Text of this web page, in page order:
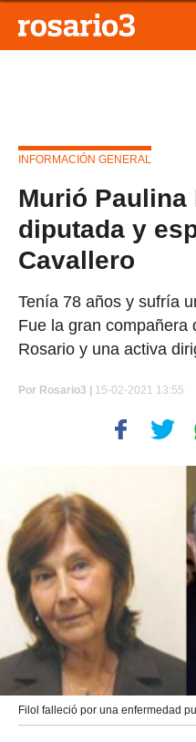
INFORMACIÓN GENERAL
Murió Paulina
diputada y
Cavallero
Tenía 78 años y sufría
Fue la gran compañera
Rosario y una activa
Por Rosario3 | 15-02-2021 13:55
Filol falleció por una enfermedad